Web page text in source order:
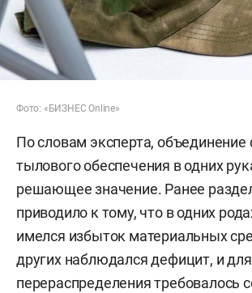
Фото: «БИЗНЕС Online»
По словам эксперта, объединение
тылового обеспечения в одних
решающее значение. Ранее
приводило к тому, что в одних
имелся избыток материальных
других наблюдался дефицит, и для
перераспределения требовалось